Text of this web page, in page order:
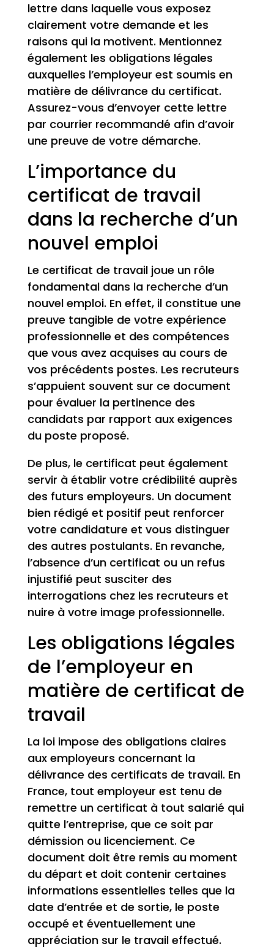
lettre dans laquelle vous exposez
clairement votre demande et les
raisons qui la motivent. Mentionnez
également les obligations légales
auxquelles l’employeur est soumis en
matière de délivrance du certificat.
Assurez-vous d’envoyer cette lettre
par courrier recommandé afin d’avoir
une preuve de votre démarche.
L’importance du
certificat de travail
dans la recherche d’un
nouvel emploi
Le certificat de travail joue un rôle
fondamental dans la recherche d’un
nouvel emploi. En effet, il constitue une
preuve tangible de votre expérience
professionnelle et des compétences
que vous avez acquises au cours de
vos précédents postes. Les recruteurs
s’appuient souvent sur ce document
pour évaluer la pertinence des
candidats par rapport aux exigences
du poste proposé.
De plus, le certificat peut également
servir à établir votre crédibilité auprès
des futurs employeurs. Un document
bien rédigé et positif peut renforcer
votre candidature et vous distinguer
des autres postulants. En revanche,
l’absence d’un certificat ou un refus
injustifié peut susciter des
interrogations chez les recruteurs et
nuire à votre image professionnelle.
Les obligations légales
de l’employeur en
matière de certificat de
travail
La loi impose des obligations claires
aux employeurs concernant la
délivrance des certificats de travail. En
France, tout employeur est tenu de
remettre un certificat à tout salarié qui
quitte l’entreprise, que ce soit par
démission ou licenciement. Ce
document doit être remis au moment
du départ et doit contenir certaines
informations essentielles telles que la
date d’entrée et de sortie, le poste
occupé et éventuellement une
appréciation sur le travail effectué.